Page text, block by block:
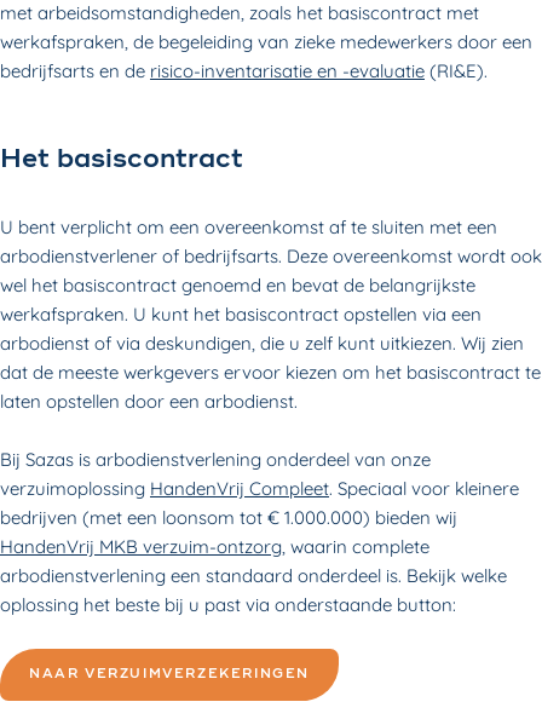
met arbeidsomstandigheden, zoals het basiscontract met
werkafspraken, de begeleiding van zieke medewerkers door een
bedrijfsarts en de risico-inventarisatie en -evaluatie (RI&E).
Het basiscontract
U bent verplicht om een overeenkomst af te sluiten met een
arbodienstverlener of bedrijfsarts. Deze overeenkomst wordt ook
wel het basiscontract genoemd en bevat de belangrijkste
werkafspraken. U kunt het basiscontract opstellen via een
arbodienst of via deskundigen, die u zelf kunt uitkiezen. Wij zien
dat de meeste werkgevers ervoor kiezen om het basiscontract te
laten opstellen door een arbodienst.
Bij Sazas is arbodienstverlening onderdeel van onze
verzuimoplossing HandenVrij Compleet. Speciaal voor kleinere
bedrijven (met een loonsom tot € 1.000.000) bieden wij
HandenVrij MKB verzuim-ontzorg, waarin complete
arbodienstverlening een standaard onderdeel is. Bekijk welke
oplossing het beste bij u past via onderstaande button:
NAAR VERZUIMVERZEKERINGEN